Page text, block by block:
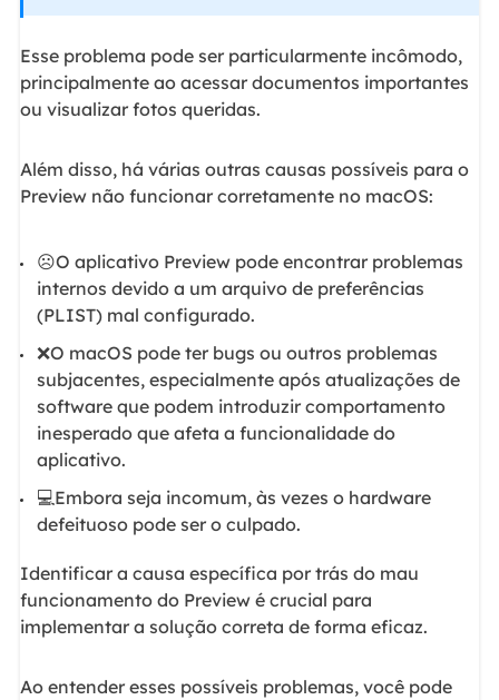
Esse problema pode ser particularmente incômodo,
principalmente ao acessar documentos importantes
ou visualizar fotos queridas.
Além disso, há várias outras causas possíveis para o
Preview não funcionar corretamente no macOS:
☹️O aplicativo Preview pode encontrar problemas
internos devido a um arquivo de preferências
(PLIST) mal configurado.
❌O macOS pode ter bugs ou outros problemas
subjacentes, especialmente após atualizações de
software que podem introduzir comportamento
inesperado que afeta a funcionalidade do
aplicativo.
💻Embora seja incomum, às vezes o hardware
defeituoso pode ser o culpado.
Identificar a causa específica por trás do mau
funcionamento do Preview é crucial para
implementar a solução correta de forma eficaz.
Ao entender esses possíveis problemas, você pode